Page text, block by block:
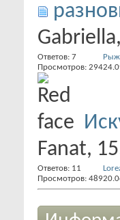
Gabriella
Ответов: 7
Просмотров: 294
Fanat,
Ответов: 11
Просмотров: 489